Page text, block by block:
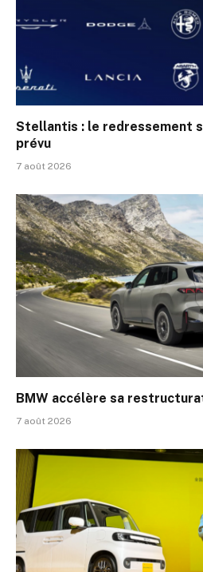
Stellantis : le redressement
prévu
7 août 2026
BMW accélère sa
7 août 2026